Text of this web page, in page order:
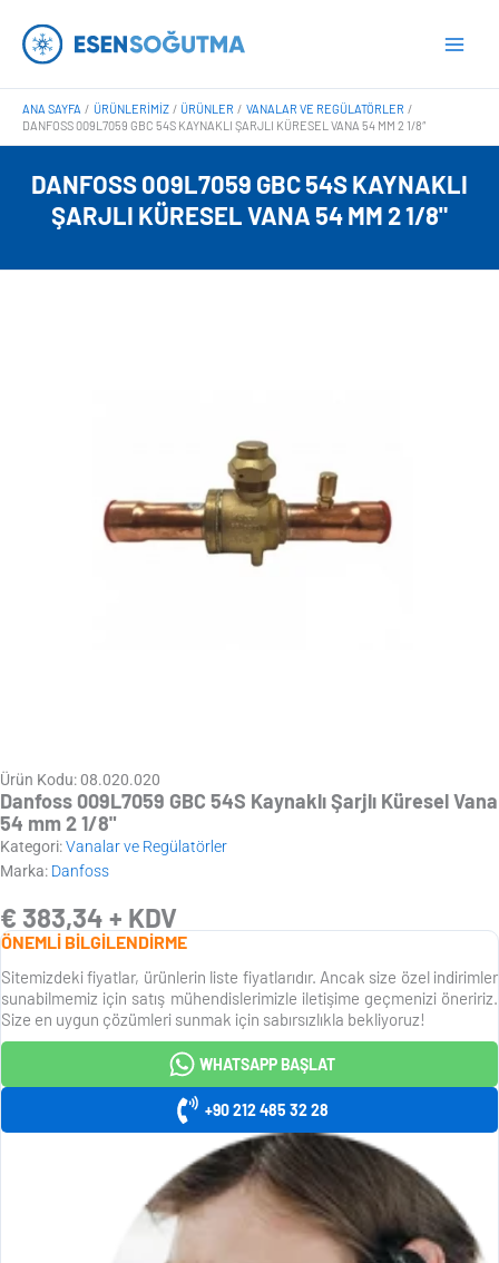
atla
ANA SAYFA ÜRÜNLERIMIZ ÜRÜNLER
VANALAR VE REGÜLATÖRLER
DANFOSS 009L7059 GBC 54S KAYNAKLI ŞARJLI KÜRESEL VANA 54 MM 2 1/8″
DANFOSS 009L7059 GBC 54S KAYNAKLI
ŞARJLI KÜRESEL VANA 54 MM 2 1/8"
Ürün Kodu: 08.020.020
Danfoss 009L7059 GBC 54S Kaynaklı Şarjlı Küresel Vana
54 mm 2 1/8"
Kategori:Vanalar ve Regülatörler
Marka: Danfoss
€ 383,34 + KDV
ÖNEMLİ BİLGİLENDİRME
Sitemizdeki fiyatlar, ürünlerin liste fiyatlarıdır. Ancak size özel indirimler
sunabilmemiz için satış mühendislerimizle iletişime geçmenizi öneririz.
Size en uygun çözümleri sunmak için sabırsızlıkla bekliyoruz!
WHATSAPP BAŞLAT
+90 212 485 32 28